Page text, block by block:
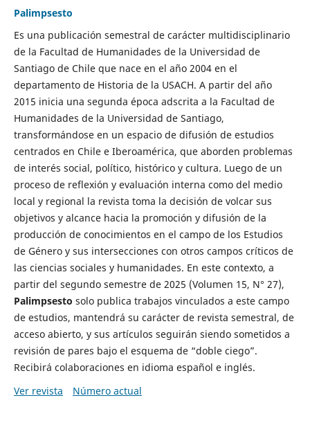
Palimpsesto
Es una publicación semestral de carácter multidisciplinario
de la Facultad de Humanidades de la Universidad de
Santiago de Chile que nace en el año 2004 en el
departamento de Historia de la USACH. A partir del año
2015 inicia una segunda época adscrita a la Facultad de
Humanidades de la Universidad de Santiago,
transformándose en un espacio de difusión de estudios
centrados en Chile e Iberoamérica, que aborden problemas
de interés social, político, histórico y cultura. Luego de un
proceso de reflexión y evaluación interna como del medio
local y regional la revista toma la decisión de volcar sus
objetivos y alcance hacia la promoción y difusión de la
producción de conocimientos en el campo de los Estudios
de Género y sus intersecciones con otros campos críticos de
las ciencias sociales y humanidades. En este contexto, a
partir del segundo semestre de 2025 (Volumen 15, N° 27),
Palimpsesto solo publica trabajos vinculados a este campo
de estudios, mantendrá su carácter de revista semestral, de
acceso abierto, y sus artículos seguirán siendo sometidos a
revisión de pares bajo el esquema de “doble ciego”.
Recibirá colaboraciones en idioma español e inglés.
Ver revista
Número actual